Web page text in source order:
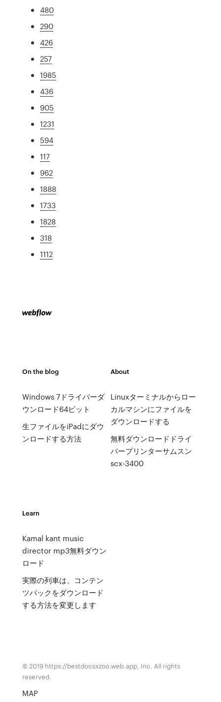
480
290
426
257
1985
436
905
1231
594
117
962
1888
1733
1828
318
1112
On the blog
Windows 7ドライバーダ
ウンロード64ビット
生ファイルをiPadにダウ
ンロードする方法
About
Linuxターミナルからロー
カルマシンにファイルを
ダウンロードする
無料ダウンロードドライ
バープリンターサムスン
scx-3400
Learn
Kamal kant music
director mp3無料ダウン
ロード
実際の列車は、コンテン
ツパックをダウンロード
する方法を変更します
© 2019 https://bestdocsxzoo.web.app, Inc. All rights
reserved.
MAP